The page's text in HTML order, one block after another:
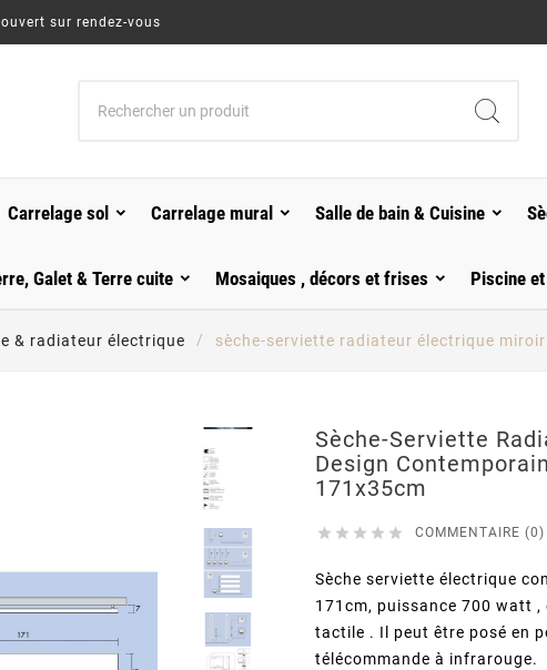
sur rendez-vous
Carrelage sol Carrelage mural Salle de bain & Cuisine
Galet & Terre cuite Mosaiques , décors et frises Piscine
& radiateur électrique sèche-serviette radiateur électrique
Sèche-Serviette
Design
171x35cm
     COMMENTAIRE (0)
Sèche serviette électrique
171cm, puissance 700 watt
tactile . Il peut être posé en
télécommande à infrarouge.